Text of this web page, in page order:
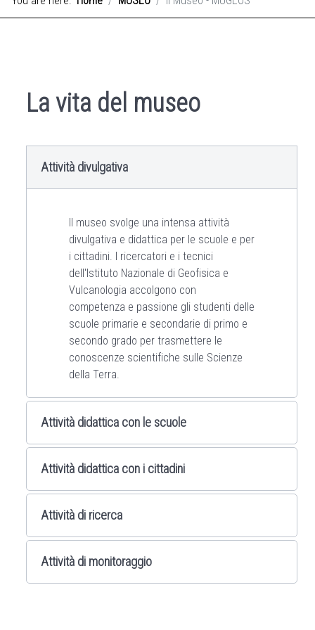
La vita del museo
Attività divulgativa
Il museo svolge una intensa attività
divulgativa e didattica per le scuole e per
i cittadini. I ricercatori e i tecnici
dell'Istituto Nazionale di Geofisica e
Vulcanologia accolgono con
competenza e passione gli studenti delle
scuole primarie e secondarie di primo e
secondo grado per trasmettere le
conoscenze scientifiche sulle Scienze
della Terra.
Attività didattica con le scuole
Attività didattica con i cittadini
Attività di ricerca
Attività di monitoraggio